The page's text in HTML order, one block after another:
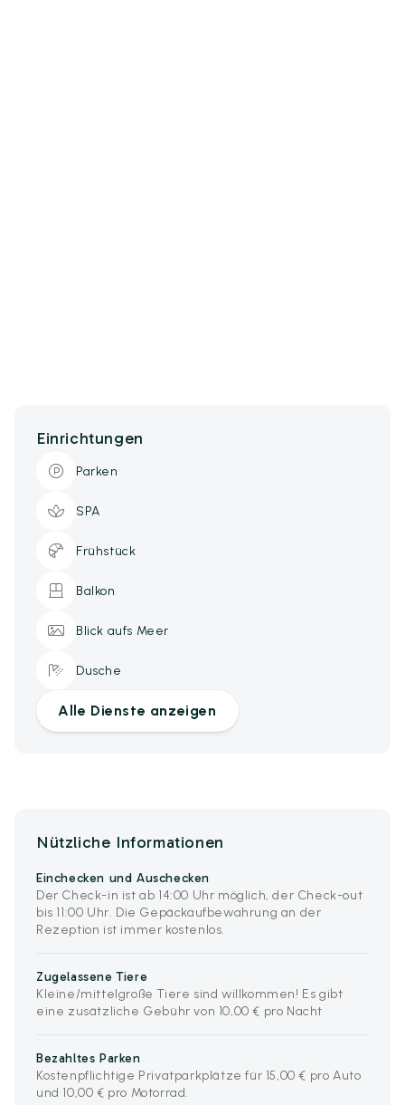
Einrichtungen
Parken
SPA
Frühstück
Balkon
Blick aufs Meer
Dusche
Alle Dienste anzeigen
Nützliche Informationen
Einchecken und Auschecken
Der Check-in ist ab 14:00 Uhr möglich, der Check-out
bis 11:00 Uhr. Die Gepäckaufbewahrung an der
Rezeption ist immer kostenlos.
Zugelassene Tiere
Kleine/mittelgroße Tiere sind willkommen! Es gibt
eine zusätzliche Gebühr von 10,00 € pro Nacht
Bezahltes Parken
Kostenpflichtige Privatparkplätze für 15,00 € pro Auto
und 10,00 € pro Motorrad.